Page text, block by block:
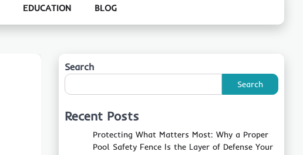
EDUCATION BLOG
Search
Search
Recent Posts
Protecting What Matters Most: Why a Proper
Pool Safety Fence Is the Layer of Defense Your